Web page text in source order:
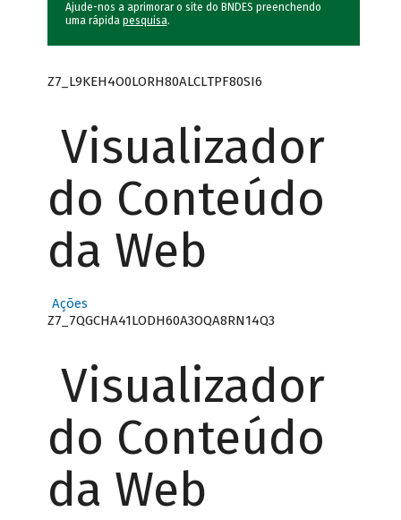
Ajude-nos a aprimorar o site do BNDES preenchendo
uma rápida pesquisa.
Z7_L9KEH4O0LORH80ALCLTPF80SI6
Visualizador
do Conteúdo
da Web
Ações
Z7_7QGCHA41LODH60A3OQA8RN14Q3
Visualizador
do Conteúdo
da Web